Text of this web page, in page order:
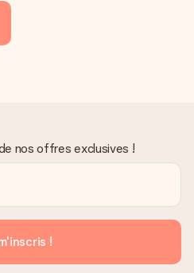
nos offres exclusives !
!